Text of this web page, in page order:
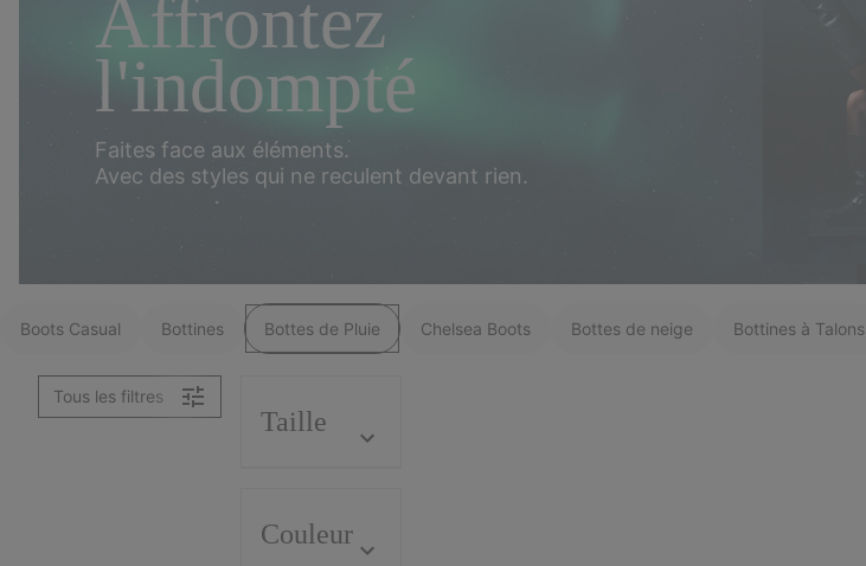
Affrontez
l'indompté
Faites face aux éléments.
Avec des styles qui ne reculent devant rien.
Boots Casual Bottines Bottes de Pluie Chelsea Boots Bottes de neige Bottines à Talons
Tous les filtres
Taille
Couleur